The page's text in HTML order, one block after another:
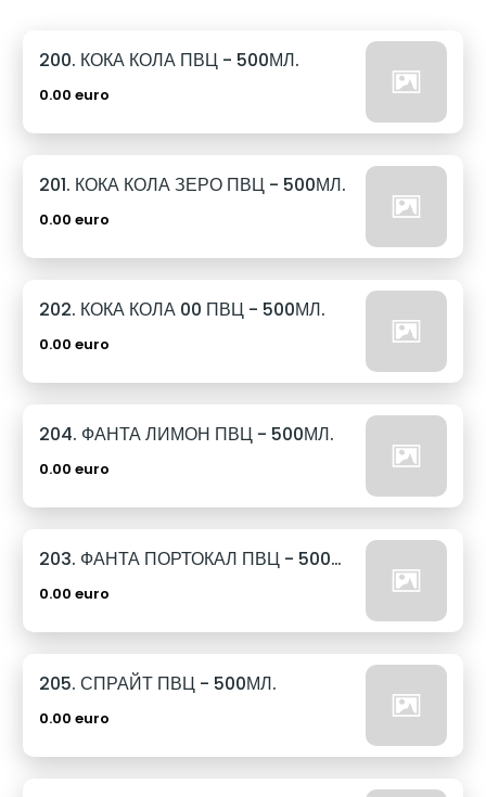
200. КОКА КОЛА ПВЦ - 500МЛ.
0.00 euro
201. КОКА КОЛА ЗЕРО ПВЦ - 500МЛ.
0.00 euro
202. КОКА КОЛА 00 ПВЦ - 500МЛ.
0.00 euro
204. ФАНТА ЛИМОН ПВЦ - 500МЛ.
0.00 euro
203. ФАНТА ПОРТОКАЛ ПВЦ - 500МЛ.
0.00 euro
205. СПРАЙТ ПВЦ - 500МЛ.
0.00 euro